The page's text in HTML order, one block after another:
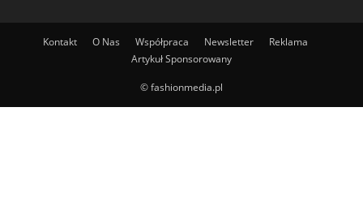
Kontakt O Nas Współpraca Newsletter
Reklama
Artykuł Sponsorowany
© fashionmedia.pl